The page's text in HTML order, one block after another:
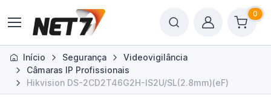
0
Início Segurança
Videovigilância
Câmaras IP Profissionais
Hikvision DS-2CD2T46G2H-IS2U/SL(2.8mm)(eF)